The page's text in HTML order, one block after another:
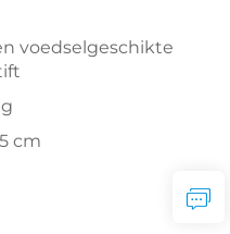
voedselgeschikte
cm